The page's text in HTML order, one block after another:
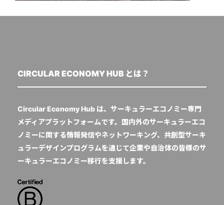
CIRCULAR ECONOMY HUB とは？
Circular Economy Hub は、サーキュラーエコノミー専門
メディアプラットフォームです。国内外のサーキュラーエコ
ノミーに関する情報発信やネットワーキング、共創型サーキ
ュラーデザインプログラムを通じて企業や自治体の皆様のサ
ーキュラーエコノミー移行を支援します。